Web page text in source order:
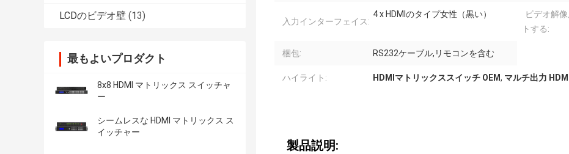
LCDのビデオ壁 (13)
最もよいプロダクト
8x8 HDMI マトリックス スイッチャ
ー
シームレスな HDMI マトリックス ス
イッチャー
入力インターフェイス:
4 x HDMIのタイプ女性（黒い）
ビデオ解
トする:
梱包: RS232ケーブル,リモコンを含む
ハイライト: HDMIマトリックススイッチ OEM, マルチ出力
製品説明: